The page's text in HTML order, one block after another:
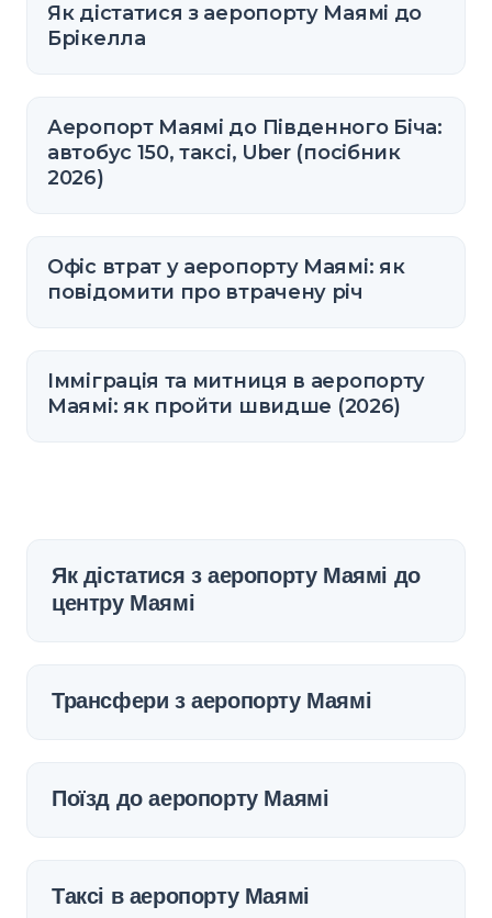
Як дістатися з аеропорту Маямі до
Брікелла
Аеропорт Маямі до Південного Біча:
автобус 150, таксі, Uber (посібник
2026)
Офіс втрат у аеропорту Маямі: як
повідомити про втрачену річ
Імміграція та митниця в аеропорту
Маямі: як пройти швидше (2026)
Як дістатися з аеропорту Маямі до
центру Маямі
Трансфери з аеропорту Маямі
Поїзд до аеропорту Маямі
Таксі в аеропорту Маямі